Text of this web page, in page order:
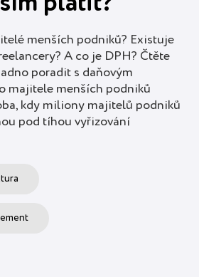
menších podniků? Existuje
A co je DPH? Čtěte
poradit s daňovým
majitele menších podniků
kdy miliony majitelů podniků
pod tíhou vyřizování